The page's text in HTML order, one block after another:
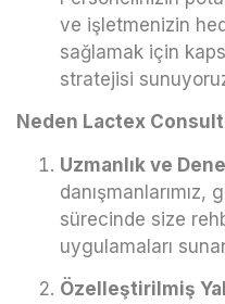
ve işletmenizin
sağlamak için
stratejisi
Neden Lactex
Uzmanlık ve
sürecinde size
uygulamaları
Özelleştirilmiş